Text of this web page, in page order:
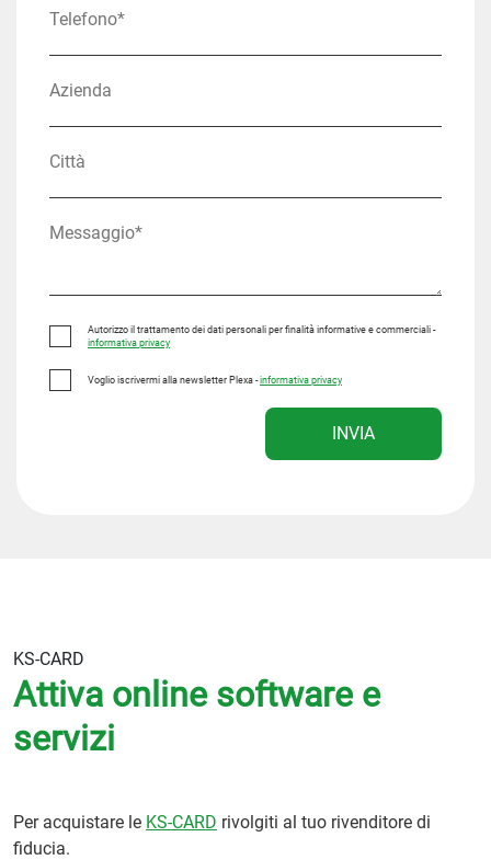
Autorizzo il trattamento dei dati personali per finalità informative e commerciali -
informativa privacy
Voglio iscrivermi alla newsletter Plexa -informativa privacy
INVIA
KS-CARD
Attiva online software e
servizi
Per acquistare le KS-CARD rivolgiti al tuo rivenditore di
fiducia.